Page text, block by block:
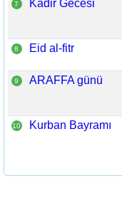
7 Kadir Gecesi
8 Eid al-fitr
9 ARAFFA günü
10 Kurban Bayramı